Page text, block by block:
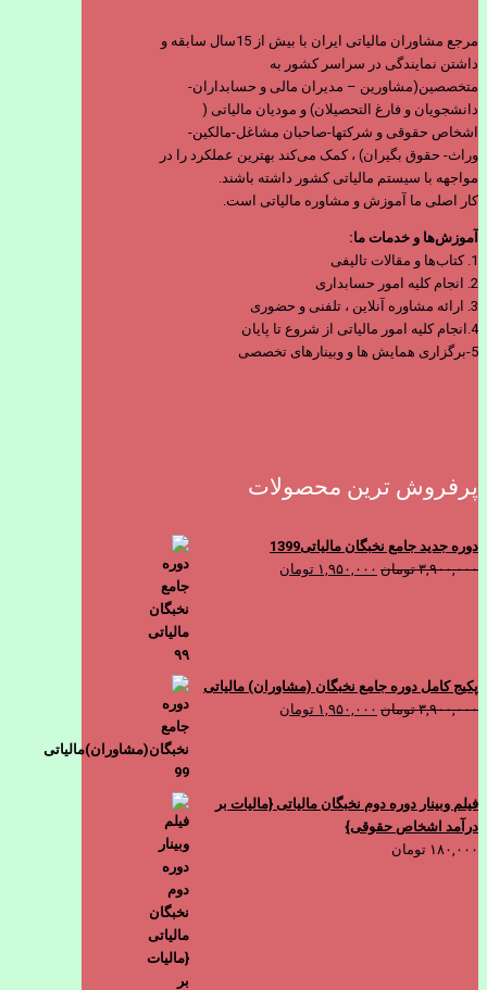
مرجع مشاوران مالیاتی ایران با بیش از 15سال سابقه و
داشتن نمایندگی در سراسر کشور به
متخصصین(مشاورین – مدیران مالی و حسابداران-
دانشجویان و فارغ التحصیلان) و مودیان مالیاتی (
اشخاص حقوقی و شرکتها-صاحبان مشاغل-مالکین-
وراث- حقوق بگیران) ، کمک می‌کند بهترین عملکرد را در
مواجهه با سیستم مالیاتی کشور داشته باشند.
کار اصلی ما آموزش و مشاوره مالیاتی است.
آموزش‌ها و خدمات ما:
1. کتاب‌ها و مقالات تالیفی
2. انجام کلیه امور حسابداری
3. ارائه مشاوره آنلاین ، تلفنی و حضوری
4.انجام کلیه امور مالیاتی از شروع تا پایان
5-برگزاری همایش ها و وبینارهای تخصصی
پرفروش ترین محصولات
دوره جدید جامع نخبگان مالیاتی1399
۳,۹۰۰,۰۰۰ تومان قیمت
۱,۹۵۰,۰۰۰ تومان
۱,۹۵۰,۰۰۰ تومان
پکیج کامل دوره جامع نخبگان (مشاوران) مالیاتی
۳,۹۰۰,۰۰۰ تومان قیمت
۱,۹۵۰,۰۰۰ تومان
۱,۹۵۰,۰۰۰ تومان
فیلم وبینار دوره دوم نخبگان مالیاتی {مالیات بر
درآمد اشخاص حقوقی}
۱۸۰,۰۰۰ تومان